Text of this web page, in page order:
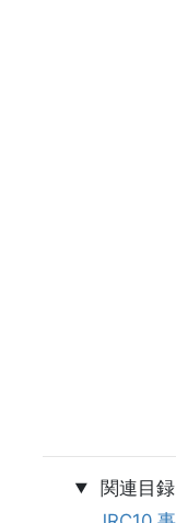
関連目録